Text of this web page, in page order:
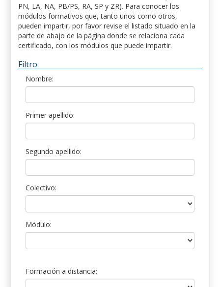
PN, LA, NA, PB/PS, RA, SP y ZR). Para conocer los
módulos formativos que, tanto unos como otros,
pueden impartir, por favor revise el listado situado en la
parte de abajo de la página donde se relaciona cada
certificado, con los módulos que puede impartir.
Filtro
Nombre:
Primer apellido:
Segundo apellido:
Colectivo:
Módulo:
Formación a distancia: